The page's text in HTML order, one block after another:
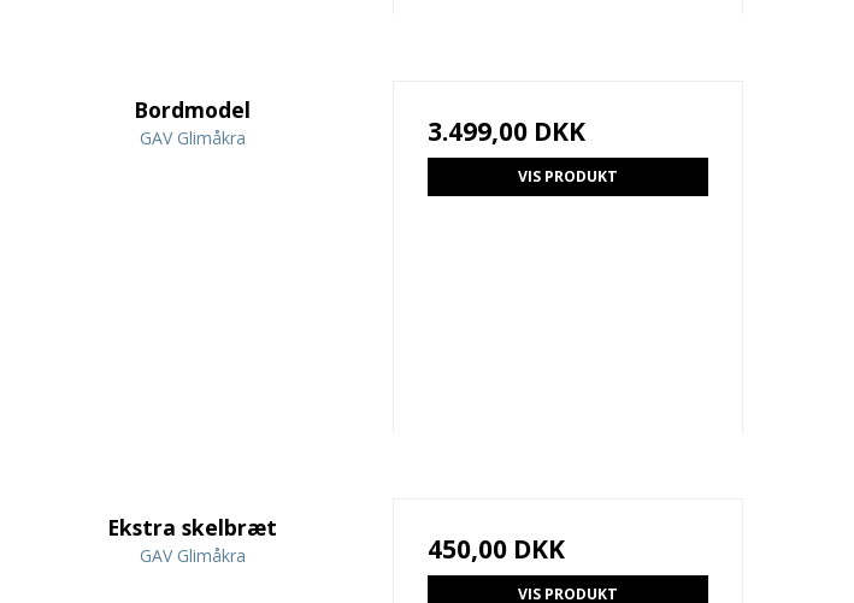
Bordmodel
GAV Glimåkra 3.499,00 DKK
VIS PRODUKT
Ekstra skelbræt
GAV Glimåkra 450,00 DKK
VIS PRODUKT